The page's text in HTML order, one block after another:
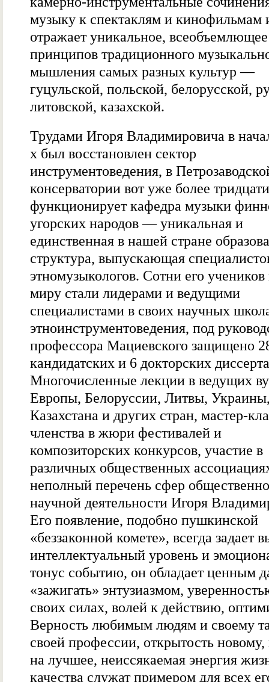
музыку к спектаклям и кинофильмам
отражает уникальное,
принципов традиционного
мышления самых разных культур —
гуцульской, польской, белорусской,
литовской, казахской.
Трудами Игоря Владимировича в
х был восстановлен сектор
инструментоведения, в
консерватории вот уже более
функционирует кафедра музыки
угорских народов — уникальная и
единственная в нашей стране
структура, выпускающая
этномузыкологов. Сотни его
миру стали лидерами и ведущими
специалистами в своих научных
этноинструментоведения, под
профессора Мациевского защищено
кандидатских и 6 докторских
Многочисленные лекции в ведущих
Европы, Белоруссии, Литвы,
Казахстана и других стран, мастер-
членства в жюри фестивалей и
композиторских конкурсов, участие в
различных общественных
неполный перечень сфер
научной деятельности Игоря
Его появление, подобно пушкинской
«беззаконной комете», всегда задает
интеллектуальный уровень и
тонус событию, он обладает ценным
«зажигать» энтузиазмом,
своих силах, волей к действию,
Верность любимым людям и своему
своей профессии, открытость
на лучшее, неиссякаемая энергия
качества служат примером для всех